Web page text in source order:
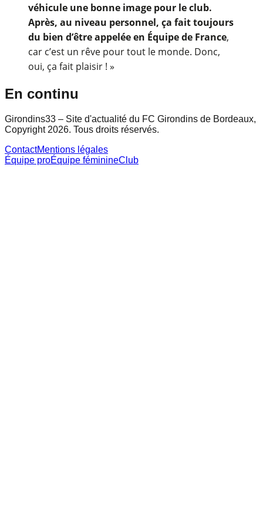
véhicule une bonne image pour le club.
Après, au niveau personnel, ça fait toujours
du bien d’être appelée en Équipe de France,
car c’est un rêve pour tout le monde. Donc,
oui, ça fait plaisir ! »
En continu
Girondins33 – Site d'actualité du FC Girondins de Bordeaux,
Copyright 2026. Tous droits réservés.
ContactMentions légales
Équipe proÉquipe féminineClub